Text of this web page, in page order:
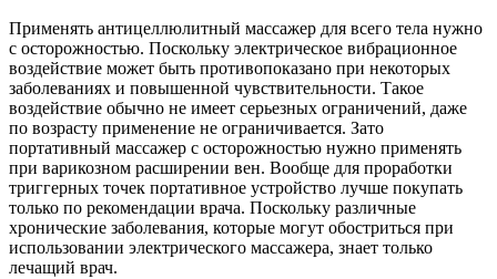
Применять антицеллюлитный массажер для всего тела нужно
с осторожностью. Поскольку электрическое вибрационное
воздействие может быть противопоказано при некоторых
заболеваниях и повышенной чувствительности. Такое
воздействие обычно не имеет серьезных ограничений, даже
по возрасту применение не ограничивается. Зато
портативный массажер с осторожностью нужно применять
при варикозном расширении вен. Вообще для проработки
триггерных точек портативное устройство лучше покупать
только по рекомендации врача. Поскольку различные
хронические заболевания, которые могут обостриться при
использовании электрического массажера, знает только
лечащий врач.